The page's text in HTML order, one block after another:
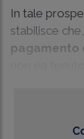
In tale
stabilisce
pagamento